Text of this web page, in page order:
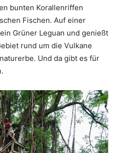
bunten Korallenriffen
Fischen. Auf einer
Grüner Leguan und genießt
rund um die Vulkane
Und da gibt es für